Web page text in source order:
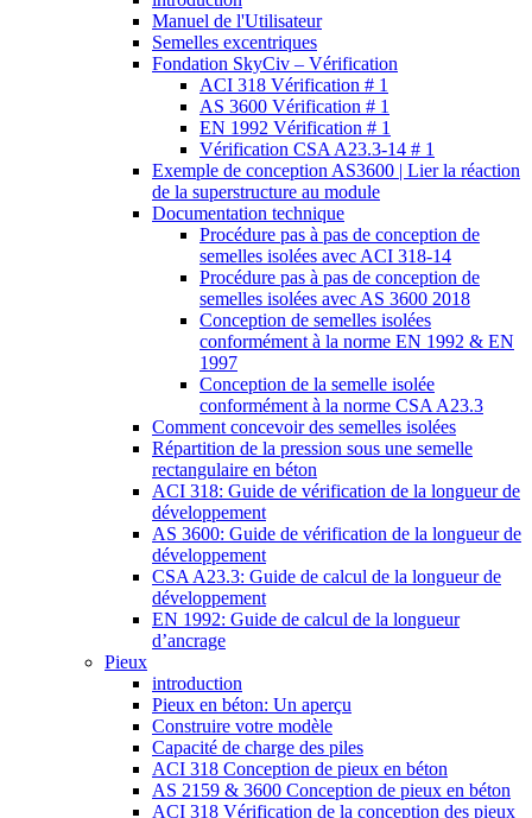
Manuel de l'Utilisateur
Semelles excentriques
Fondation SkyCiv – Vérification
ACI 318 Vérification # 1
AS 3600 Vérification # 1
EN 1992 Vérification # 1
Vérification CSA A23.3-14 # 1
Exemple de conception AS3600 | Lier la réaction
de la superstructure au module
Documentation technique
Procédure pas à pas de conception de
semelles isolées avec ACI 318-14
Procédure pas à pas de conception de
semelles isolées avec AS 3600 2018
Conception de semelles isolées
conformément à la norme EN 1992 & EN
1997
Conception de la semelle isolée
conformément à la norme CSA A23.3
Comment concevoir des semelles isolées
Répartition de la pression sous une semelle
rectangulaire en béton
ACI 318: Guide de vérification de la longueur de
développement
AS 3600: Guide de vérification de la longueur de
développement
CSA A23.3: Guide de calcul de la longueur de
développement
EN 1992: Guide de calcul de la longueur
d’ancrage
Pieux
introduction
Pieux en béton: Un aperçu
Construire votre modèle
Capacité de charge des piles
ACI 318 Conception de pieux en béton
AS 2159 & 3600 Conception de pieux en béton
ACI 318 Vérification de la conception des pieux